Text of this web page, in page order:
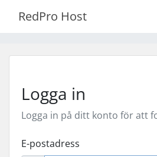
RedPro Host
Logga in
Logga in på ditt konto för att
E-postadress